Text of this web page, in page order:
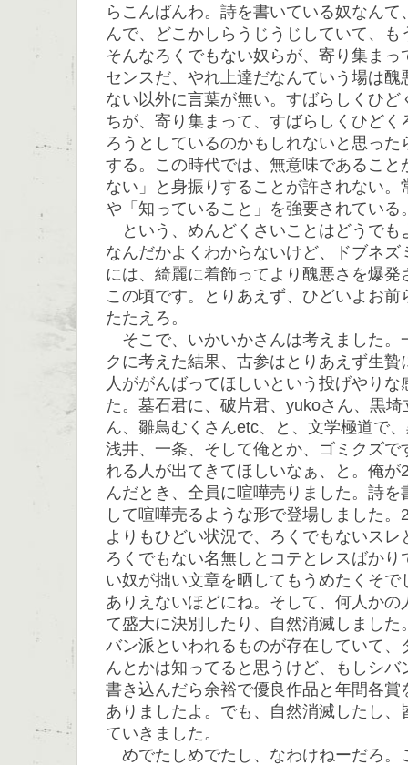
らこんばんわ。詩を書いている奴なん
んで、どこかしらうじうじしていて、
そんなろくでもない奴らが、寄り集まっ
センスだ、やれ上達だなんていう場は醜
ない以外に言葉が無い。すばらしくひど
ちが、寄り集まって、すばらしくひどく
ろうとしているのかもしれないと思っ
する。この時代では、無意味であること
ない」と身振りすることが許されない。
や「知っていること」を強要されている
という、めんどくさいことはどうでも
なんだかよくわからないけど、ドブネズ
には、綺麗に着飾ってより醜悪さを爆発
この頃です。とりあえず、ひどいよお
たたえろ。
そこで、いかいかさんは考えました。
クに考えた結果、古参はとりあえず生
人ががんばってほしいという投げやり
た。墓石君に、破片君、yukoさん、黒
ん、雛鳥むくさんetc、と、文学極道で
浅井、一条、そして俺とか、ゴミクズで
れる人が出てきてほしいなぁ、と。俺
んだとき、全員に喧嘩売りました。詩
して喧嘩売るような形で登場しました
よりもひどい状況で、ろくでもないス
ろくでもない名無しとコテとレスばか
い奴が拙い文章を晒してもうめたくそで
ありえないほどにね。そして、何人かの
て盛大に決別したり、自然消滅しました
バン派といわれるものが存在していて、
んとかは知ってると思うけど、もしシ
書き込んだら余裕で優良作品と年間各賞
ありましたよ。でも、自然消滅したし、
ていきました。
めでたしめでたし、なわけねーだろ。